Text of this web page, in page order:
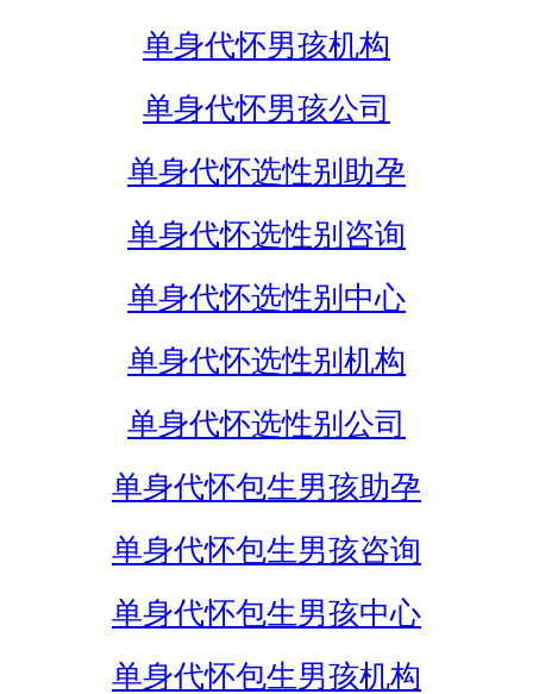
单身代怀男孩机构
单身代怀男孩公司
单身代怀选性别助孕
单身代怀选性别咨询
单身代怀选性别中心
单身代怀选性别机构
单身代怀选性别公司
单身代怀包生男孩助孕
单身代怀包生男孩咨询
单身代怀包生男孩中心
单身代怀包生男孩机构